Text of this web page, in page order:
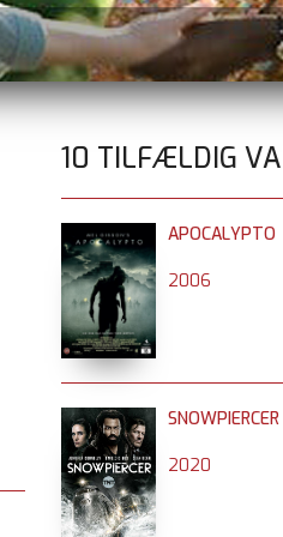
10 TILFÆLDIG
APOCALYPTO
2006
2020